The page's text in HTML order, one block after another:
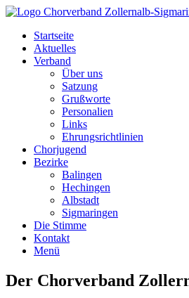
Startseite
Aktuelles
Verband
Über uns
Satzung
Grußworte
Personalien
Links
Ehrungsrichtlinien
Chorjugend
Bezirke
Balingen
Hechingen
Albstadt
Sigmaringen
Die Stimme
Kontakt
Menü
Der Chorverband